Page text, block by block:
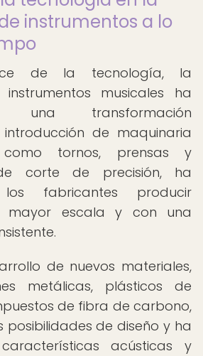
instrumentos a lo
de la tecnología, la
musicales ha
una transformación
introducción de maquinaria
como tornos, prensas y
corte de precisión, ha
fabricantes producir
mayor escala y con una
de nuevos materiales,
metálicas, plásticos de
de fibra de carbono,
de diseño y ha
acústicas y